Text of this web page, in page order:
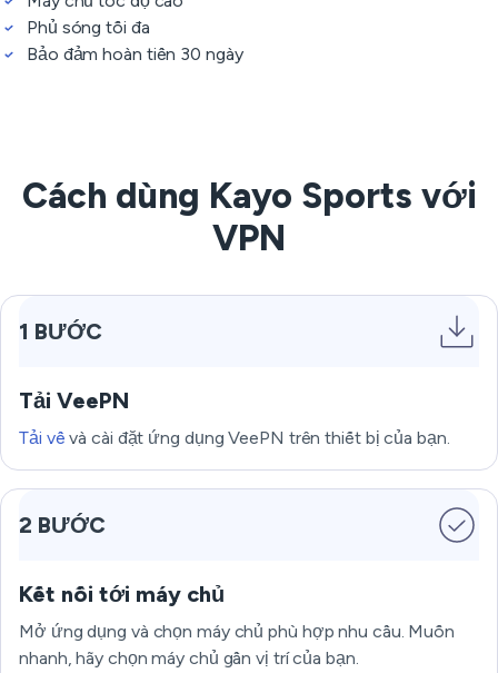
Phủ sóng tối đa
Bảo đảm hoàn tiền 30 ngày
Cách dùng Kayo Sports với
VPN
1 BƯỚC
Tải VeePN
Tải về và cài đặt ứng dụng VeePN trên thiết bị của bạn.
2 BƯỚC
Kết nối tới máy chủ
Mở ứng dụng và chọn máy chủ phù hợp nhu cầu. Muốn
nhanh, hãy chọn máy chủ gần vị trí của bạn.